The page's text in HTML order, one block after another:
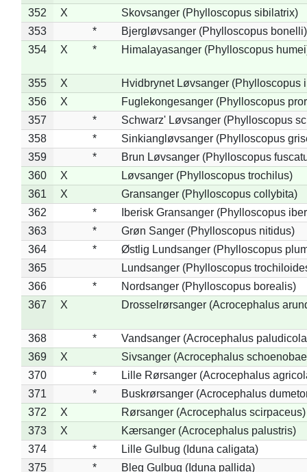
352 X
Skovsanger (Phylloscopus sibilatrix)
353
*
Bjergløvsanger (Phylloscopus bonelli)
354
X * Himalayasanger (Phylloscopus
355 X
Hvidbrynet Løvsanger (Phylloscopus
356
X
Fuglekongesanger (Phylloscopus
357
*
Schwarz' Løvsanger (Phylloscopus
358
*
Sinkiangløvsanger (Phylloscopus
359
*
Brun Løvsanger (Phylloscopus
360
X
Løvsanger (Phylloscopus trochilus)
361
X
Gransanger (Phylloscopus collybita)
362
*
Iberisk Gransanger (Phylloscopus
363
*
Grøn Sanger (Phylloscopus nitidus)
364
*
Østlig Lundsanger (Phylloscopus
365
Lundsanger (Phylloscopus
366
*
Nordsanger (Phylloscopus borealis)
367
X Drosselrørsanger (Acrocephalus
368 *
Vandsanger (Acrocephalus
369
X
Sivsanger (Acrocephalus
370
*
Lille Rørsanger (Acrocephalus
371
*
Buskrørsanger (Acrocephalus
372
X
Rørsanger (Acrocephalus scirpaceus)
373
X
Kærsanger (Acrocephalus palustris)
374
*
Lille Gulbug (Iduna caligata)
375
*
Bleg Gulbug (Iduna pallida)